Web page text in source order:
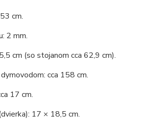
cm.
2 mm.
cm (so stojanom cca 62,9 cm).
cca 158 cm.
17 cm.
17 × 18,5 cm.